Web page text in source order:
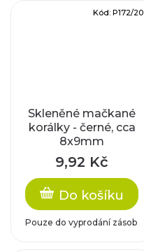
Skleněné mačkané
korálky - černé, cca
8x9mm
9,92 Kč
Do košíku
Pouze do vyprodání zásob
Kód: P172/20